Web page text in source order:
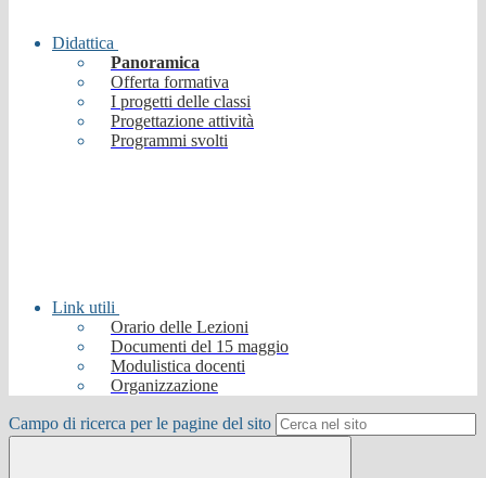
Didattica
Panoramica
Offerta formativa
I progetti delle classi
Progettazione attività
Programmi svolti
Link utili
Orario delle Lezioni
Documenti del 15 maggio
Modulistica docenti
Organizzazione
Campo di ricerca per le pagine del sito